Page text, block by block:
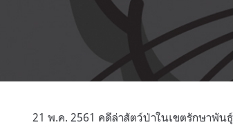
21 พ.ค. 2561 คดีล่าสัตว์ป่าในเขตรักษาพั